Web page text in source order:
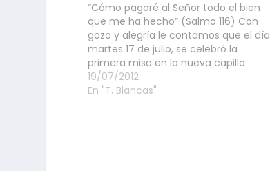
“Cómo pagaré al Señor todo el bien
que me ha hecho” (Salmo 116) Con
gozo y alegría le contamos que el día
martes 17 de julio, se celebró la
primera misa en la nueva capilla
Francisco Palau. Los jóvenes de
Trabajo país dieron vida a este gran
19/07/2012
En "T. Blancas"